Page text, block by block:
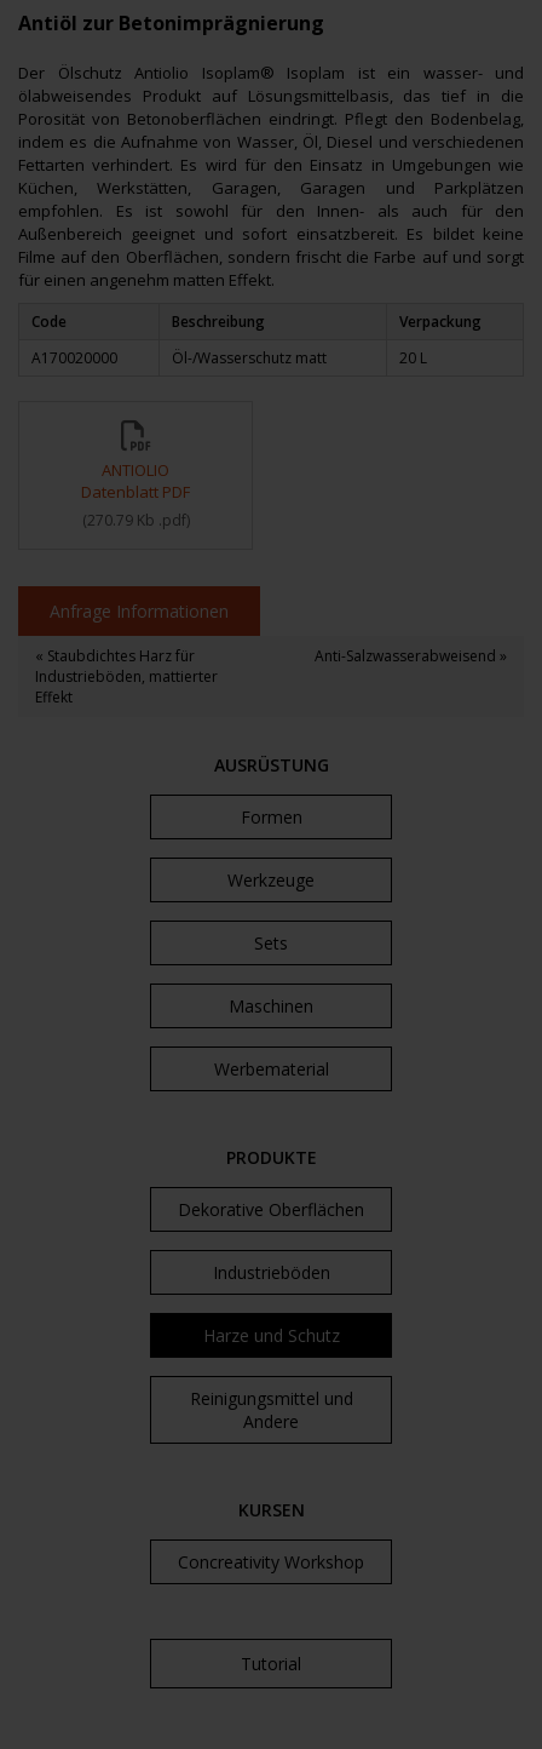
AUSRÜSTUNG
Formen
Werkzeuge
Sets
Maschinen
Werbematerial
PRODUKTE
Dekorative Oberflächen
Industrieböden
Harze und Schutz
Reinigungsmittel und
Andere
KURSEN
Concreativity Workshop
Tutorial
Antiöl zur Betonimprägnierung
Der Ölschutz Antiolio Isoplam® Isoplam ist ein wasser- und
ölabweisendes Produkt auf Lösungsmittelbasis, das tief in die
Porosität von Betonoberflächen eindringt. Pflegt den Bodenbelag,
indem es die Aufnahme von Wasser, Öl, Diesel und verschiedenen
Fettarten verhindert. Es wird für den Einsatz in Umgebungen wie
Küchen, Werkstätten, Garagen, Garagen und Parkplätzen
empfohlen. Es ist sowohl für den Innen- als auch für den
Außenbereich geeignet und sofort einsatzbereit. Es bildet keine
Filme auf den Oberflächen, sondern frischt die Farbe auf und sorgt
für einen angenehm matten Effekt.
Code Beschreibung
Verpackung
A170020000
Öl-/Wasserschutz matt 20 L
ANTIOLIO
Datenblatt PDF
(270.79 Kb .pdf)
Anfrage Informationen
« Staubdichtes Harz für
Industrieböden, mattierter
Effekt
Anti-Salzwasserabweisend »